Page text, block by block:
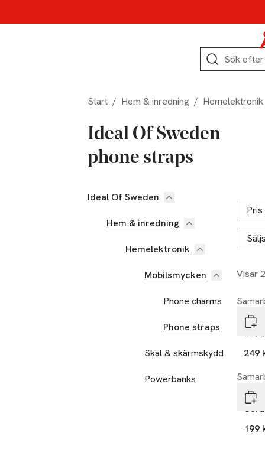
Sök
Start / Hem & inredning / Hemelektronik
Ideal Of Sweden
phone straps
Hoppa till produktsidan
Ideal Of Sweden
Hem & inredning
Hemelektronik
Mobilsmycken
Phone charms
Phone straps
Skal & skärmskydd
Powerbanks
Pris
Visar
Lista
249
199